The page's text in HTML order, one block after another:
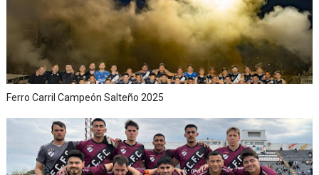
Ferro Carril Campeón Salteño 2025